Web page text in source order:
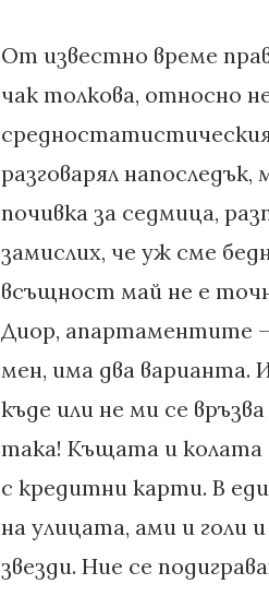
От известно време
чак толкова, относно
разговарял
почивка за седмица,
замислих, че уж сме
всъщност май не е
Диор, апартаментите –
мен, има два варианта.
къде или не ми се
така! Къщата и колата
с кредитни карти. В
на улицата, ами и голи
звезди. Ние се